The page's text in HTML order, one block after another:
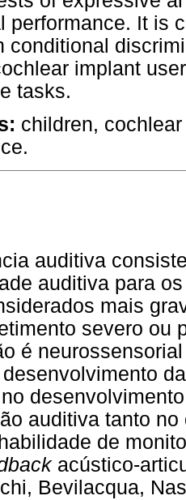
performance. It is
conditional
implant
tasks.
children,
auditiva
auditiva para
mais
severo ou
é
auditiva tanto
de
acústico-
Bevilacqua,